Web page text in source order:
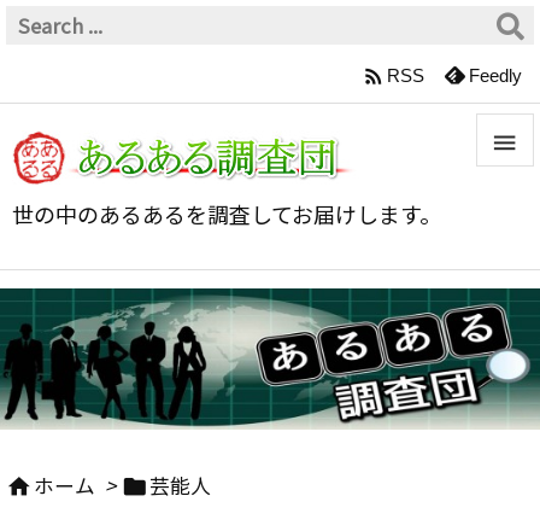
世の中のあるあるを調査してお届けします。


サイ

前へ

 RSS Feedly
ホーム > 芸能人